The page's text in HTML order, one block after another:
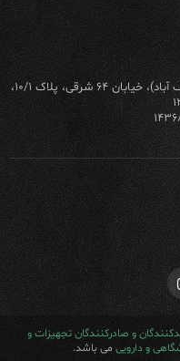
تهران، خیابان سیدجمال الدین اسدآبادی(یوسف آباد)، خیابان ۶۴ شرقی، پلاک ۱۰/۱،
و صادرکنندگان تجهیزات و
و دارویی می باشد.